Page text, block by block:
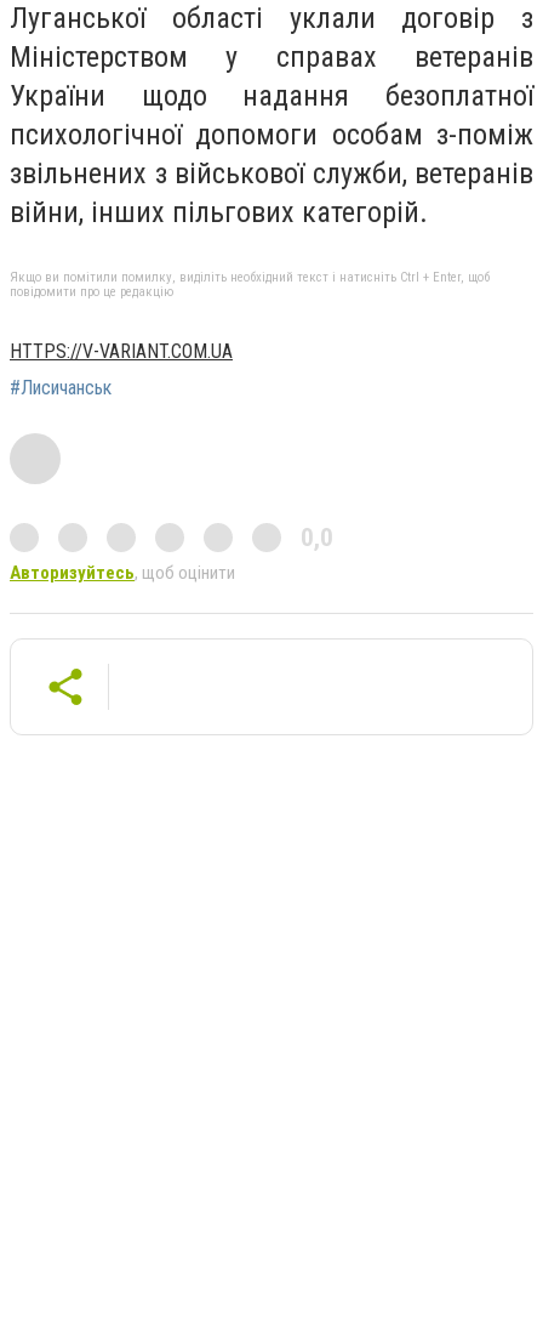
Луганської області уклали договір з
Міністерством у справах ветеранів
України щодо надання безоплатної
психологічної допомоги особам з-поміж
звільнених з військової служби, ветеранів
війни, інших пільгових категорій.
Якщо ви помітили помилку, виділіть необхідний текст і натисніть Ctrl + Enter, щоб
повідомити про це редакцію
HTTPS://V-VARIANT.COM.UA
#Лисичанськ
0,0
Авторизуйтесь, щоб оцінити